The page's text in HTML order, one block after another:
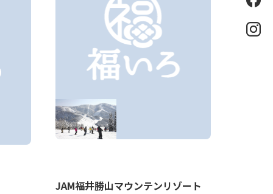
eb
k
Ins
tag
JAM福井勝山マウンテンリゾート